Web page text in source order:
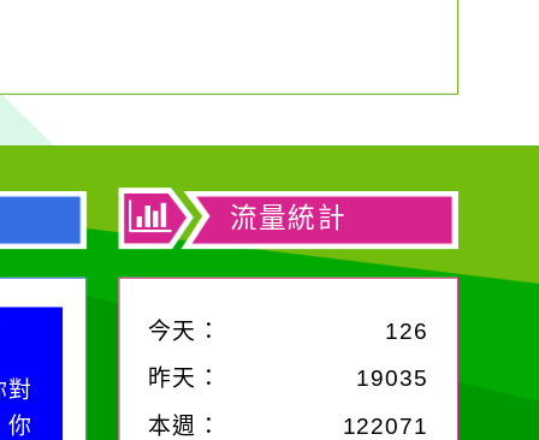
對
你
流量統計
今天：
126
昨天：
19035
本週：
122071